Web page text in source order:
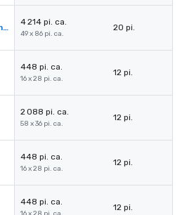
Regency Ballroom II
4 214 pi. ca.
49 x 86 pi. ca.
20 pi.
448 pi. ca.
16 x 28 pi. ca.
12 pi.
2 088 pi. ca.
58 x 36 pi. ca.
12 pi.
448 pi. ca.
16 x 28 pi. ca.
12 pi.
448 pi. ca.
12 pi.